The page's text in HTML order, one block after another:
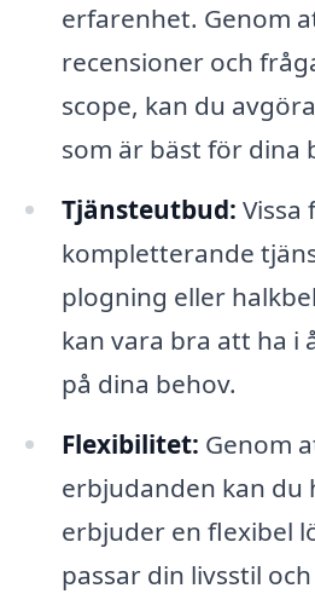
erfarenhet. Genom
recensioner och
scope, kan du
som är bäst för dina
Tjänsteutbud:
kompletterande
plogning eller
kan vara bra att ha i
på dina behov.
Flexibilitet: Genom
erbjudanden kan
erbjuder en flexibel
passar din livsstil